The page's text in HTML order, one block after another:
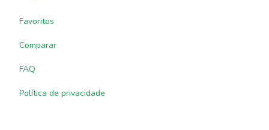
Favoritos
Comparar
FAQ
Política de privacidade